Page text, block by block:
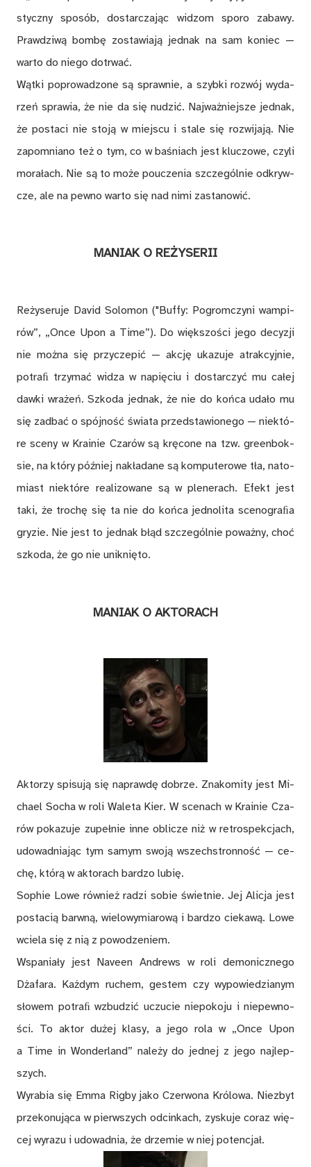
stycz­ny spo­sób, do­star­cza­jąc wi­dzom spo­ro za­ba­wy.
Praw­dzi­wą bom­bę zo­sta­wia­ją jed­nak na sam ko­niec —
war­to do nie­go do­trwać.
Wąt­ki po­pro­wa­dzo­ne są spraw­nie, a szyb­ki roz­wój wy­da­
rzeń spra­wia, że nie da się nu­dzić. Naj­waż­niej­sze jed­nak,
że po­sta­ci nie sto­ją w miej­scu i sta­le się roz­wi­ja­ją. Nie
za­po­mnia­no też o tym, co w ba­śniach jest klu­czo­we, czy­li
mo­ra­łach. Nie są to mo­że po­ucze­nia szcze­gól­nie od­kryw­
cze, ale na pew­no war­to się nad nimi za­sta­no­wić.
MA­NIAK O RE­ŻY­SE­RII
Re­ży­se­ru­je Da­vid So­lo­mon ("Buf­fy: Po­grom­czy­ni wam­pi­
rów”, „On­ce Upon a Ti­me­”). Do więk­szo­ści jego de­cy­zji
nie moż­na się przy­cze­pić — ak­cję uka­zu­je atrak­cyj­nie,
po­tra­ﬁ trzy­mać wi­dza w na­pię­ciu i do­star­czyć mu ca­łej
daw­ki wra­żeń. Szko­da jed­nak, że nie do koń­ca uda­ło mu
się za­dbać o spój­ność świa­ta przed­sta­wio­ne­go — nie­któ­
re sce­ny w Kra­inie Cza­rów są krę­co­ne na tzw. gre­en­bok­
sie, na któ­ry póź­niej na­kła­da­ne są kom­pu­te­ro­we tła, na­to­
miast nie­któ­re re­ali­zo­wa­ne są w ple­ne­rach. Efekt jest
taki, że tro­chę się ta nie do koń­ca jed­no­li­ta sce­no­gra­ﬁa
gry­zie. Nie jest to jed­nak błąd szcze­gól­nie po­waż­ny, choć
szko­da, że go nie unik­nię­to.
MA­NIAK O AK­TO­RACH
Ak­to­rzy spi­su­ją się na­praw­dę do­brze. Zna­ko­mi­ty jest Mi­
cha­el So­cha w roli Wa­le­ta Kier. W sce­nach w Kra­inie Cza­
rów po­ka­zu­je zu­peł­nie inne ob­li­cze niż w re­tro­spek­cjach,
udo­wad­nia­jąc tym sa­mym swo­ją wszech­stron­ność — ce­
chę, któ­rą w ak­to­rach bar­dzo lu­bię.
So­phie Lowe rów­nież ra­dzi so­bie świet­nie. Jej Ali­cja jest
po­sta­cią barw­ną, wie­lo­wy­mia­ro­wą i bar­dzo cie­ka­wą. Lowe
wcie­la się z nią z po­wo­dze­niem.
Wspa­nia­ły jest Na­ve­en An­drews w roli de­mo­nicz­ne­go
Dża­fa­ra. Każ­dym ru­chem, ge­stem czy wy­po­wie­dzia­nym
sło­wem po­tra­ﬁ wzbu­dzić uczu­cie nie­po­ko­ju i nie­pew­no­
ści. To ak­tor du­żej kla­sy, a jego rola w „Once U­pon
a Time in Won­der­land” na­le­ży do jed­nej z jego naj­lep­
szych.
Wy­ra­bia się Emma Rig­by jako Czer­wo­na Kró­lo­wa. Nie­zbyt
prze­ko­nu­ją­ca w pierw­szych od­cin­kach, zy­sku­je co­raz wię­
cej wy­ra­zu i udo­wad­nia, że drze­mie w niej po­ten­cjał.